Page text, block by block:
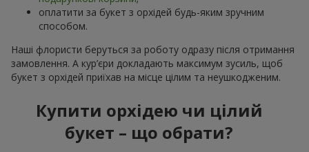
оплатити за букет з орхідей будь-яким зручним
способом.
Наші флористи беруться за роботу одразу після отримання
замовлення. А кур’єри докладають максимум зусиль, щоб
букет з орхідей приїхав на місце цілим та неушкодженим.
Купити орхідею чи цілий
букет – що обрати?